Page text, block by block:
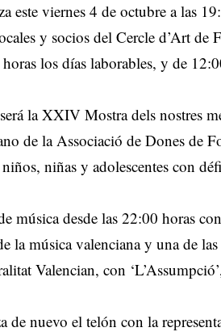
viernes 4 de octubre a las
y socios del Cercle d’Art de
los días laborables, y de
la XXIV Mostra dels nostres
de la Associació de Dones de
niñas y adolescentes con
música desde las 22:00 horas
música valenciana y una de las
Valencian, con
de nuevo el telón con la